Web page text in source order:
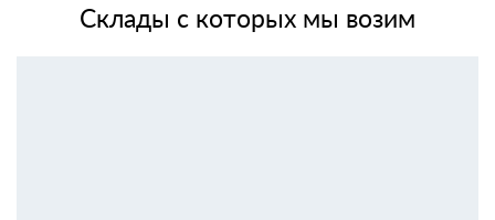
Склады с которых мы возим